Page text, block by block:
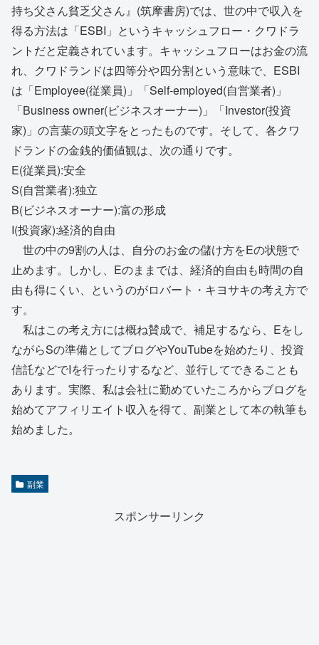
持ち父さん貧乏父さん』(筑摩書房)では、世の中で収入を
得る方法は「ESBI」というキャッシュフロー・クワドラ
ントだと定義されています。キャッシュフローはお金の流
れ、クワドランドは四等分や四分割という意味で、ESBI
は「Employee(従業員)」「Self-employed(自営業者)」
「Business owner(ビジネスオーナー)」「Investor(投資
家)」の言葉の頭文字をとったものです。そして、各クワ
ドランドの金銭的価値観は、次の通りです。
E(従業員):安全
S(自営業者):独立
B(ビジネスオーナー):富の形成
I(投資家):経済的自由
世の中の9割の人は、自分のお金の儲け方をEの状態で
止めます。しかし、Eのままでは、経済的自由も時間の自
由も得にくい、というのがロバート・キヨサキの考え方で
す。
私はこの考え方には概ね賛成で、補足するなら、Eをし
ながらSの準備としてブログやYouTubeを始めたり、投資
信託などでIを行ったりするなど、並行してできることも
あります。実際、私は会社に勤めていたころからブログを
始めてアフィリエイト収入を得て、副業として本の執筆も
始めました。
副業
スポンサーリンク